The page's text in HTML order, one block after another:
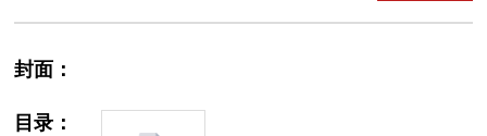
封面：
目录：